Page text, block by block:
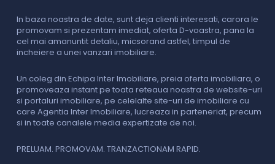
In baza noastra de date, sunt deja clienti interesati, carora le
promovam si prezentam imediat, oferta D-voastra, pana la
cel mai amanuntit detaliu, micsorand astfel, timpul de
incheiere a unei vanzari imobiliare.
Un coleg din Echipa Inter Imobiliare, preia oferta imobiliara, o
promoveaza instant pe toata reteaua noastra de website-uri
si portaluri imobiliare, pe celelalte site-uri de imobiliare cu
care Agentia Inter Imobiliare, lucreaza in parteneriat, precum
si in toate canalele media expertizate de noi.
PRELUAM. PROMOVAM. TRANZACTIONAM RAPID.